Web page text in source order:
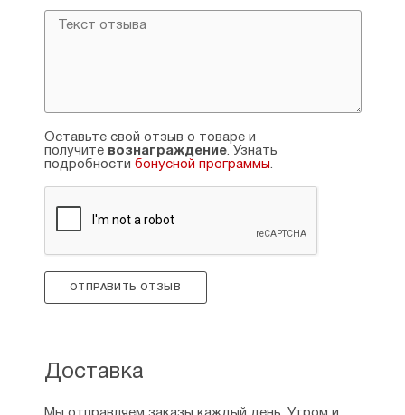
Оставьте свой отзыв о товаре и
получите вознаграждение. Узнать
подробности бонусной программы.
ОТПРАВИТЬ ОТЗЫВ
Доставка